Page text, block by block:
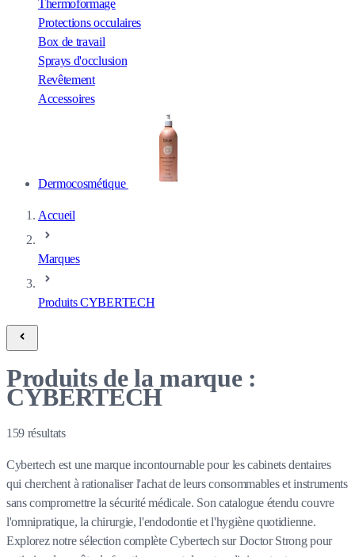
Thermoformage
Protections occulaires
Box de travail
Sprays d'occlusion
Revêtement
Accessoires
Dermocosmétique
Accueil
Marques
Produits CYBERTECH
Produits de la marque :
CYBERTECH
159 résultats
Cybertech est une marque incontournable pour les cabinets dentaires
qui cherchent à rationaliser l'achat de leurs consommables et instruments
sans compromettre la sécurité médicale. Son catalogue étendu couvre
l'omnipratique, la chirurgie, l'endodontie et l'hygiène quotidienne.
Explorez notre sélection complète Cybertech sur Doctor Strong pour